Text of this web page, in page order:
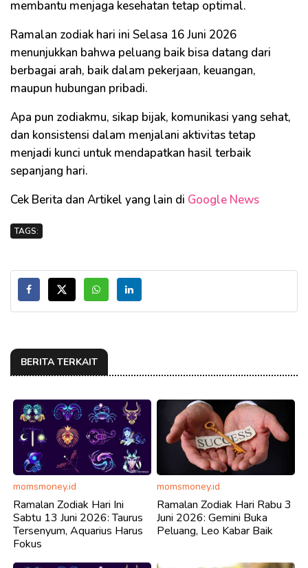
membantu menjaga kesehatan tetap optimal.
Ramalan zodiak hari ini Selasa 16 Juni 2026
menunjukkan bahwa peluang baik bisa datang dari
berbagai arah, baik dalam pekerjaan, keuangan,
maupun hubungan pribadi.
Apa pun zodiakmu, sikap bijak, komunikasi yang sehat,
dan konsistensi dalam menjalani aktivitas tetap
menjadi kunci untuk mendapatkan hasil terbaik
sepanjang hari.
Cek Berita dan Artikel yang lain di Google News
TAGS:
BERITA TERKAIT
momsmoney.id
Ramalan Zodiak Hari Ini
Sabtu 13 Juni 2026: Taurus
Tersenyum, Aquarius Harus
Fokus
momsmoney.id
Ramalan Zodiak Hari Rabu 3
Juni 2026: Gemini Buka
Peluang, Leo Kabar Baik